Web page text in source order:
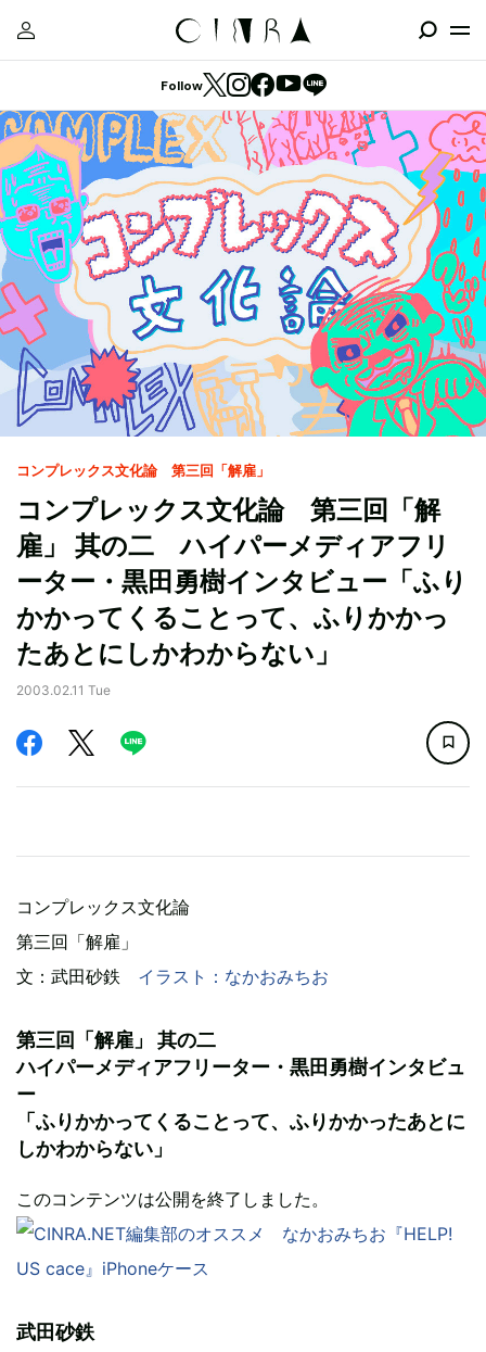
Follow
コンプレックス文化論 第三回「解雇」
コンプレックス文化論 第三回「解
雇」 其の二 ハイパーメディアフリ
ーター・黒田勇樹インタビュー「ふり
かかってくることって、ふりかかっ
たあとにしかわからない」
2003.02.11 Tue
コンプレックス文化論
第三回「解雇」
文：武田砂鉄 イラスト：なかおみちお
第三回「解雇」 其の二
ハイパーメディアフリーター・黒田勇樹インタビュ
ー
「ふりかかってくることって、ふりかかったあとに
しかわからない」
このコンテンツは公開を終了しました。
武田砂鉄